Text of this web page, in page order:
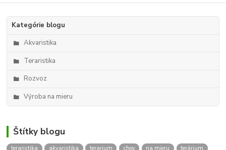
Kategórie blogu
Akvaristika
Teraristika
Rozvoz
Výroba na mieru
Štítky blogu
teraristika akvaristika terarium chov na mieru
terárium